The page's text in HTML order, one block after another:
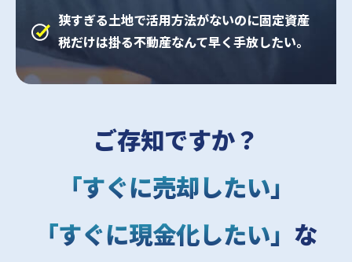
狭すぎる土地で活用方法がないのに固定資産
税だけは掛る不動産なんて早く手放したい。
ご存知ですか？
「すぐに売却したい」
「すぐに現金化したい」 な